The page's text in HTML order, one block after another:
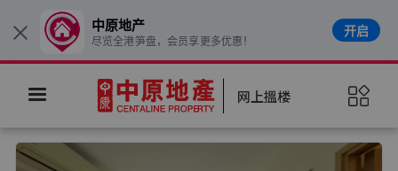
网上搵楼
× 中原地产
尽览全港笋盘，会员享更多优惠！
开启